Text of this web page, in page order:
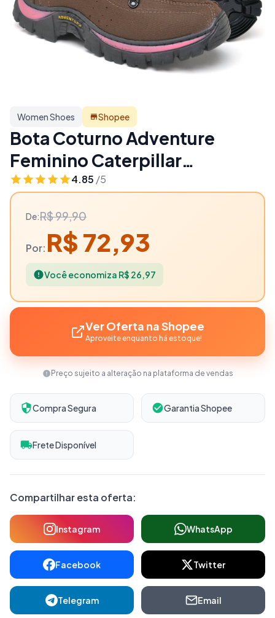
Women Shoes Shopee
Bota Coturno Adventure
Feminino Caterpillar
Lançamento - 27% OFF |
Women Shoes
4.85 /5
De:R$ 99,90
Por: R$ 72,93
Você economiza R$ 26,97
Ver Oferta na Shopee
Aproveite enquanto há estoque!
Preço sujeito a alteração na plataforma de vendas
Compra Segura Garantia Shopee
Frete Disponível
Compartilhar esta oferta:
Instagram WhatsApp
Facebook Twitter
Telegram Email